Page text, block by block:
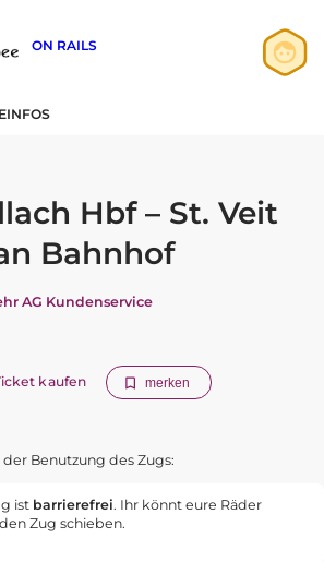
ON RAILS
INFOS
Hbf – St. Veit
Bahnhof
AG Kundenservice
kaufen merken
Benutzung des Zugs:
ist barrierefrei. Ihr könnt eure Räder
Zug schieben.